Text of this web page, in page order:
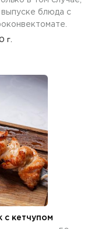
выпуске блюда с
г.
кетчупом